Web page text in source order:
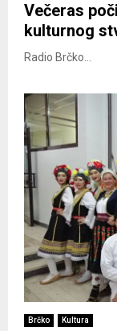
Večeras
kulturnog
Radio Brčko...
Brčko Kultura